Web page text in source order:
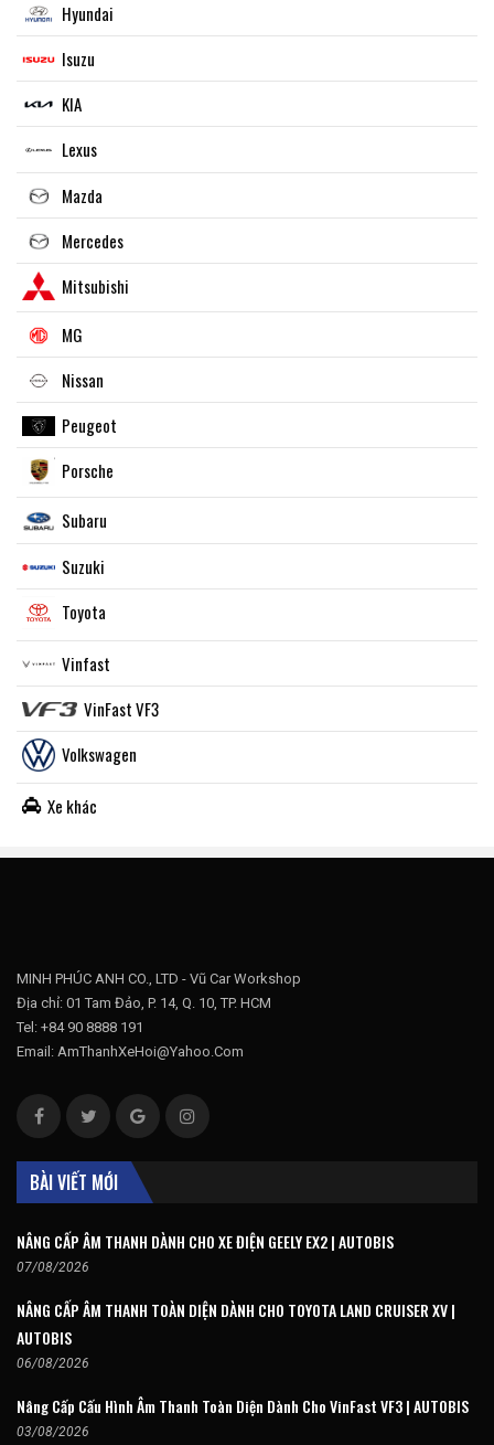
Hyundai
Isuzu
KIA
Lexus
Mazda
Mercedes
Mitsubishi
MG
Nissan
Peugeot
Porsche
Subaru
Suzuki
Toyota
Vinfast
VinFast VF3
Volkswagen
Xe khác
MINH PHÚC ANH CO., LTD - Vũ Car Workshop
Địa chỉ: 01 Tam Đảo, P. 14, Q. 10, TP. HCM
Tel: +84 90 8888 191
Email: AmThanhXeHoi@Yahoo.Com
BÀI VIẾT MỚI
NÂNG CẤP ÂM THANH DÀNH CHO XE ĐIỆN GEELY EX2 | AUTOBIS
07/08/2026
NÂNG CẤP ÂM THANH TOÀN DIỆN DÀNH CHO TOYOTA LAND CRUISER XV |
AUTOBIS
06/08/2026
Nâng Cấp Cấu Hình Âm Thanh Toàn Diện Dành Cho VinFast VF3 | AUTOBIS
03/08/2026